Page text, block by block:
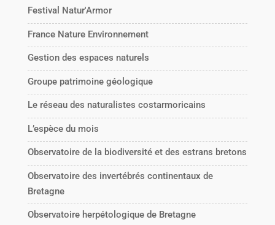
Festival Natur'Armor
France Nature Environnement
Gestion des espaces naturels
Groupe patrimoine géologique
Le réseau des naturalistes costarmoricains
L’espèce du mois
Observatoire de la biodiversité et des estrans bretons
Observatoire des invertébrés continentaux de
Bretagne
Observatoire herpétologique de Bretagne